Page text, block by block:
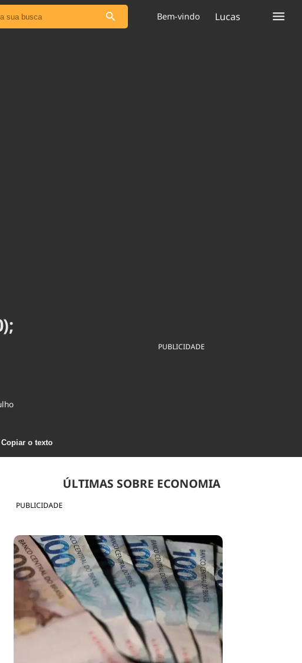
Ver todas as notícias
Bem-vindo Lucas
Copiar o texto
PUBLICIDADE
PUBLICIDADE
ÚLTIMAS SOBRE ECONOMIA